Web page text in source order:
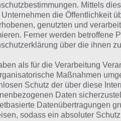
findest du alle
ist dabei nach den
(31%)
(23%)
(16%)
Mittels
Unternehmen die Öffentlichkeit
genutzten und
Ferner werden betroffene
über die ihnen
als für die Verarbeitung
Maßnahmen
Schutz der über diese
Daten
Datenübertragungen
sodass ein absoluter